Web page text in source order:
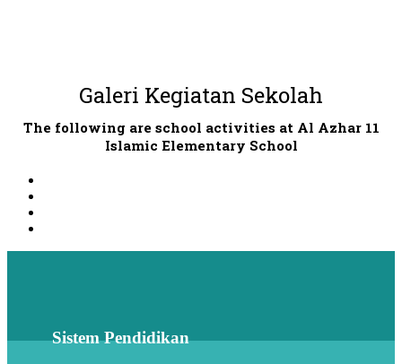
Galeri Kegiatan Sekolah
The following are school activities at Al Azhar 11
Islamic Elementary School
Sistem Pendidikan